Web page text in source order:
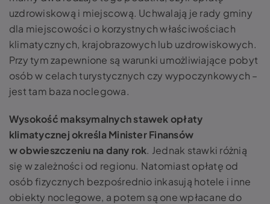
uzdrowiskową i miejscową. Uchwalają je rady gminy
dla miejscowości o korzystnych właściwościach
klimatycznych, krajobrazowych lub uzdrowiskowych.
Przy tym zapewnione są warunki umożliwiające pobyt
osób w celach turystycznych czy wypoczynkowych –
jest tam baza noclegowa.
Wysokość maksymalnych stawek opłaty
klimatycznej określa Minister Finansów
w obwieszczeniu na dany rok. Jednak stawki różnią
się w zależności od regionu. Natomiast opłatę od
osób fizycznych bezpośrednio inkasują hotele i inne
obiekty noclegowe, a potem są one wpłacane do